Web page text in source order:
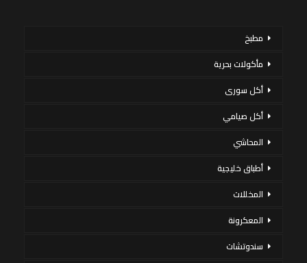
مطبخ
مأكولات بحرية
أكل سورى
أكل صيامي
المحاشي
أطباق خليجية
المخللات
المعكرونة
سندوتشات